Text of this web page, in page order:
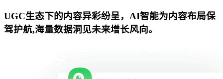
UGC生态下的内容异彩纷呈，AI智能为内容布局保
驾护航,海量数据洞见未来增长风向。